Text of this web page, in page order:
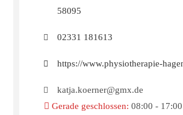
58095
02331 181613
https://www.physiotherapie-
katja.koerner@gmx.de
Gerade geschlossen: 08:00 - 17:00